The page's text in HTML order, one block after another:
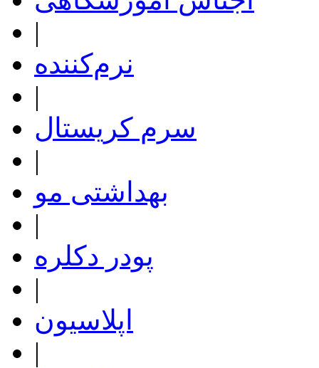
|
نرم‌کننده
|
سرم کریستال
|
بهداشتی مو
|
پودر دکلره
|
اپلاسیون
|